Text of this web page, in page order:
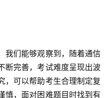
我们能够观察到，随着通信
断完善，考试难度呈现出波
，可以帮助考生合理制定复
慎，面对困难题目时找到有